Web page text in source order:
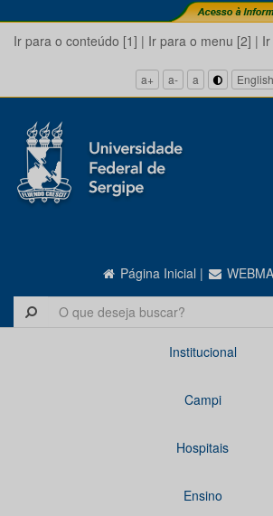
Ir para o conteúdo [1] | Ir para o menu [2] |
a+ a- a English
Página Inicial |
Institucional
Campi
Hospitais
Ensino